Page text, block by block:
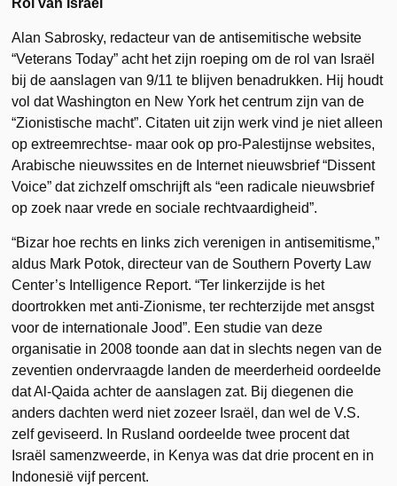
Alan Sabrosky, redacteur van de antisemitische website
“Veterans Today” acht het zijn roeping om de rol van Israël
bij de aanslagen van 9/11 te blijven benadrukken. Hij houdt
vol dat Washington en New York het centrum zijn van de
“Zionistische macht”. Citaten uit zijn werk vind je niet alleen
op extreemrechtse- maar ook op pro-Palestijnse websites,
Arabische nieuwssites en de Internet nieuwsbrief “Dissent
Voice” dat zichzelf omschrijft als “een radicale nieuwsbrief
op zoek naar vrede en sociale rechtvaardigheid”.
“Bizar hoe rechts en links zich verenigen in antisemitisme,”
aldus Mark Potok, directeur van de Southern Poverty Law
Center’s Intelligence Report. “Ter linkerzijde is het
doortrokken met anti-Zionisme, ter rechterzijde met ansgst
voor de internationale Jood”. Een studie van deze
organisatie in 2008 toonde aan dat in slechts negen van de
zeventien ondervraagde landen de meerderheid oordeelde
dat Al-Qaida achter de aanslagen zat. Bij diegenen die
anders dachten werd niet zozeer Israël, dan wel de V.S.
zelf geviseerd. In Rusland oordeelde twee procent dat
Israël samenzweerde, in Kenya was dat drie procent en in
Indonesië vijf percent.